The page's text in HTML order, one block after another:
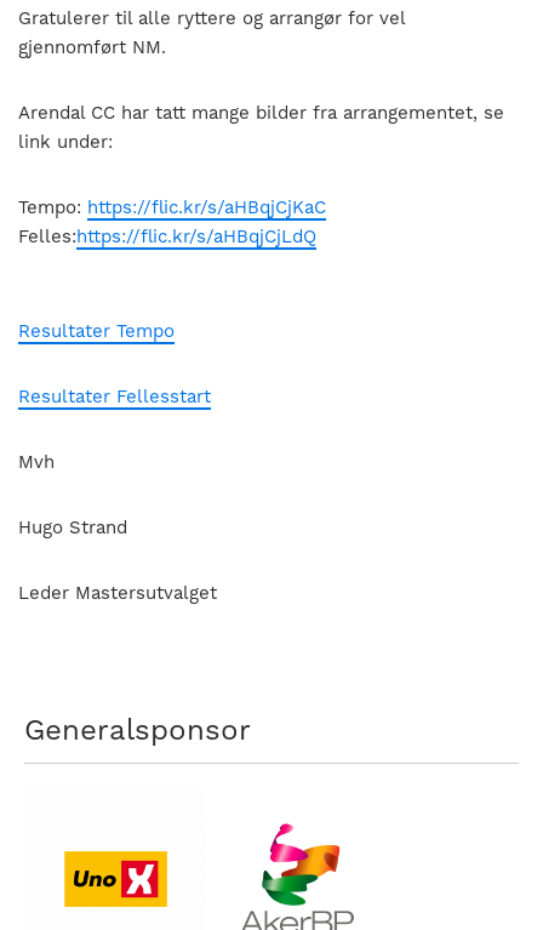
Gratulerer til alle ryttere og arrangør for vel
gjennomført NM.
Arendal CC har tatt mange bilder fra arrangementet, se
link under:
Tempo: https://flic.kr/s/aHBqjCjKaC
Felles:https://flic.kr/s/aHBqjCjLdQ
Resultater Tempo
Resultater Fellesstart
Mvh
Hugo Strand
Leder Mastersutvalget
Generalsponsor